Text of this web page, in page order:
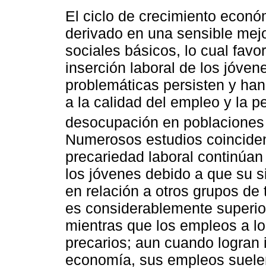
El ciclo de crecimiento
derivado en una sensible
sociales básicos, lo cual
inserción laboral de los
problemáticas persisten y
a la calidad del empleo y la
desocupación en
Numerosos estudios
precariedad laboral
los jóvenes debido a que su
en relación a otros grupos
es considerablemente
mientras que los empleos a
precarios; aun cuando
economía, sus empleos